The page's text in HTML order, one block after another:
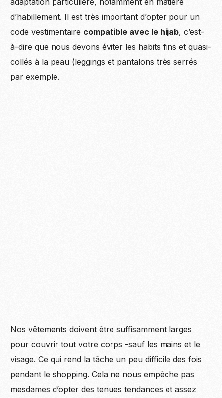
d’habillement. Il est très important d’opter pour un
code vestimentaire compatible avec le hijab, c’est-
à-dire que nous devons éviter les habits fins et quasi-
collés à la peau (leggings et pantalons très serrés
par exemple.
Nos vêtements doivent être suffisamment larges
pour couvrir tout votre corps -sauf les mains et le
visage. Ce qui rend la tâche un peu difficile des fois
pendant le shopping. Cela ne nous empêche pas
mesdames d’opter des tenues tendances et assez